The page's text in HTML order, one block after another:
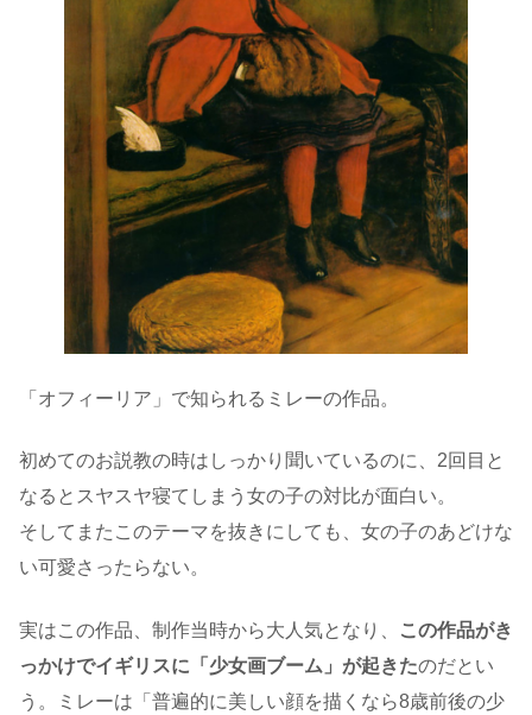
「オフィーリア」で知られるミレーの作品。
初めてのお説教の時はしっかり聞いているのに、2回目と
なるとスヤスヤ寝てしまう女の子の対比が面白い。
そしてまたこのテーマを抜きにしても、女の子のあどけな
い可愛さったらない。
実はこの作品、制作当時から大人気となり、
この作品がき
っかけでイギリスに「少女画ブーム」が起きたのだとい
う。ミレーは「普遍的に美しい顔を描くなら8歳前後の少